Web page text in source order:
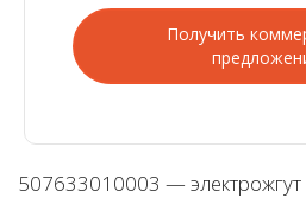
Получить
507633010003 — электрожгут